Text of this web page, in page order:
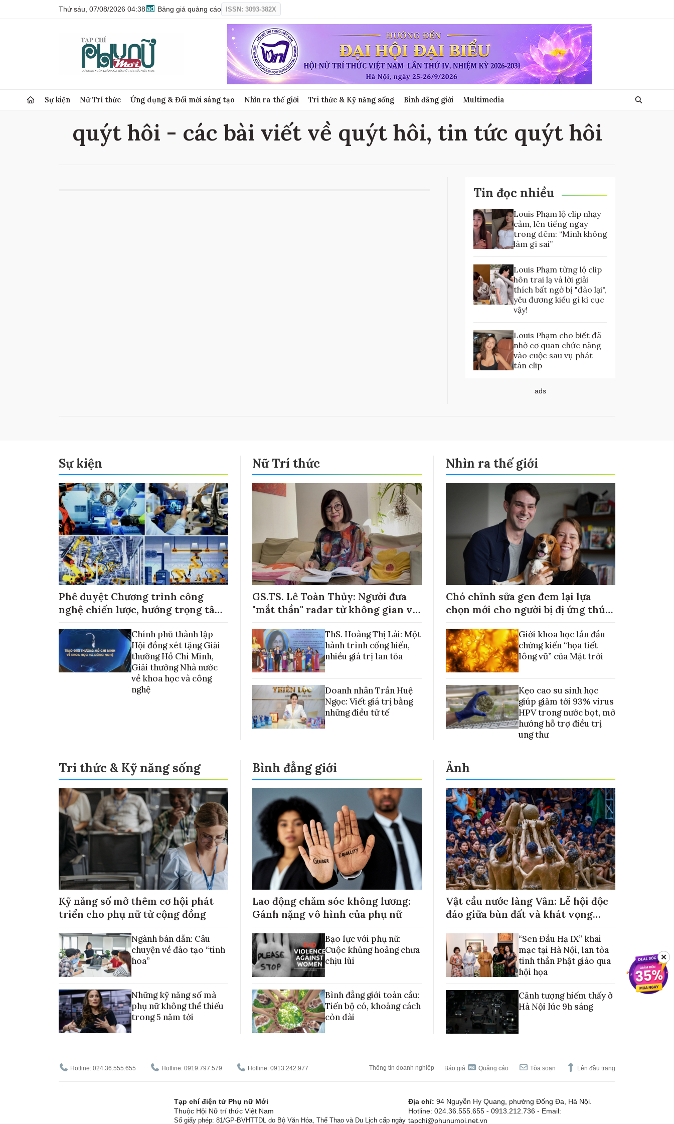
Thứ sáu, 07/08/2026 04:38 Bảng giá quảng cáo ISSN: 3093-382X
Sự kiện Nữ Trí thức Ứng dụng & Đổi mới sáng tạo Nhìn ra thế giới Tri thức & Kỹ năng sống Bình đẳng giới Multimedia
quýt hôi - các bài viết về quýt hôi, tin tức quýt hôi
Tin đọc nhiều
Louis Phạm lộ clip nhạy
cảm, lên tiếng ngay
trong đêm: “Mình không
làm gì sai”
Louis Phạm từng lộ clip
hôn trai lạ và lời giải
thích bất ngờ bị "đào lại",
yêu đương kiểu gì kì cục
vậy!
Louis Phạm cho biết đã
nhờ cơ quan chức năng
vào cuộc sau vụ phát
tán clip
ads
Sự kiện
Phê duyệt Chương trình công
nghệ chiến lược, hướng trọng tâm
Chính phủ thành lập
Hội đồng xét tặng Giải
thưởng Hồ Chí Minh,
Giải thưởng Nhà nước
về khoa học và công
nghệ
Nữ Trí thức
GS.TS. Lê Toàn Thủy: Người đưa
"mắt thần" radar từ không gian về
ThS. Hoàng Thị Lài: Một
hành trình cống hiến,
nhiều giá trị lan tỏa
Doanh nhân Trần Huệ
Ngọc: Viết giá trị bằng
những điều tử tế
Nhìn ra thế giới
Chó chỉnh sửa gen đem lại lựa
chọn mới cho người bị dị ứng thú
Giới khoa học lần đầu
chứng kiến “họa tiết
lông vũ” của Mặt trời
Kẹo cao su sinh học
giúp giảm tới 93% virus
HPV trong nước bọt, mở
hướng hỗ trợ điều trị
ung thư
Tri thức & Kỹ năng sống
Kỹ năng số mở thêm cơ hội phát
triển cho phụ nữ từ cộng đồng
Ngành bán dẫn: Câu
chuyện về đào tạo “tinh
hoa”
Những kỹ năng số mà
phụ nữ không thể thiếu
trong 5 năm tới
Bình đẳng giới
Lao động chăm sóc không lương:
Gánh nặng vô hình của phụ nữ
Bạo lực với phụ nữ:
Cuộc khủng hoảng chưa
chịu lùi
Bình đẳng giới toàn cầu:
Tiến bộ có, khoảng cách
còn dài
Ảnh
Vật cầu nước làng Vân: Lễ hội độc
đáo giữa bùn đất và khát vọng
“Sen Đầu Hạ IX” khai
mạc tại Hà Nội, lan tỏa
tinh thần Phật giáo qua
hội họa
Cảnh tượng hiếm thấy ở
Hà Nội lúc 9h sáng
Hotline: 024.36.555.655 Hotline: 0919.797.579 Hotline: 0913.242.977 Thông tin doanh nghiệp Báo giá Quảng cáo Tòa soạn Lên đầu trang
Tạp chí điện tử Phụ nữ Mới
Thuộc Hội Nữ trí thức Việt Nam
Số giấy phép: 81/GP-BVHTTDL do Bộ Văn Hóa, Thể Thao và Du Lịch cấp ngày
Địa chỉ: 94 Nguyễn Hy Quang, phường Đống Đa, Hà Nội.
Hotline: 024.36.555.655 - 0913.212.736 - Email:
tapchi@phunumoi.net.vn
✕